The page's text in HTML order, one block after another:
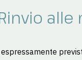
Rinvio